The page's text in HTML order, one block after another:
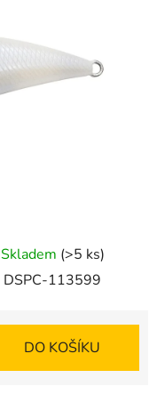
Skladem (>5 ks)
DSPC-113599
DO KOŠÍKU